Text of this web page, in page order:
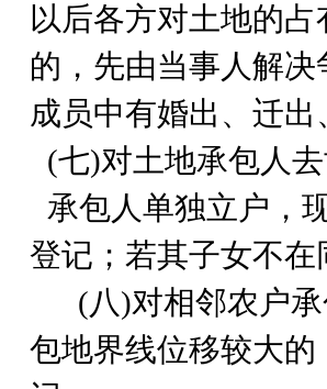
以后各方对土地的
的，先由当事人解
成员中有婚出、迁
(七)对土地承包人
承包人单独立户，
登记；若其子女不
(八)对相邻农户
包地界线位移较大